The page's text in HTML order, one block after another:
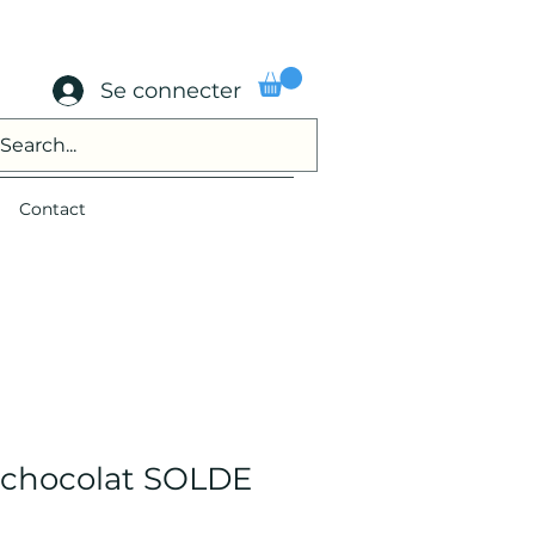
Se connecter
Contact
SOLDE